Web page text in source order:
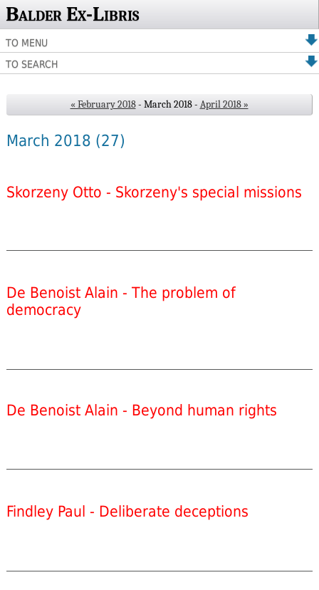
Balder Ex-Libris
TO MENU
TO SEARCH
« February 2018- March 2018 - April 2018 »
March 2018 (27)
Skorzeny Otto - Skorzeny's special missions
De Benoist Alain - The problem of
democracy
De Benoist Alain - Beyond human rights
Findley Paul - Deliberate deceptions